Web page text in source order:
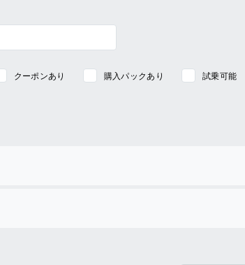
クーポンあり 購入パックあり
試乗可能